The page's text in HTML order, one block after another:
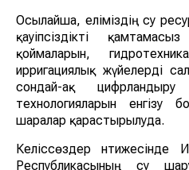
Осылайша, еліміздің су
қауіпсіздікті
қоймаларын,
ирригациялық жүйелерді
сондай-ақ
технологияларын енгізу
шаралар қарастырылуда.
Келіссөздер
Республикасының су